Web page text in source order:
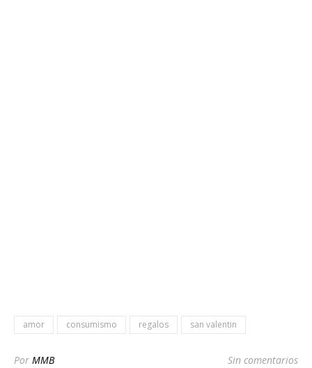
amor consumismo regalos san valentin
Por MMB Sin comentarios